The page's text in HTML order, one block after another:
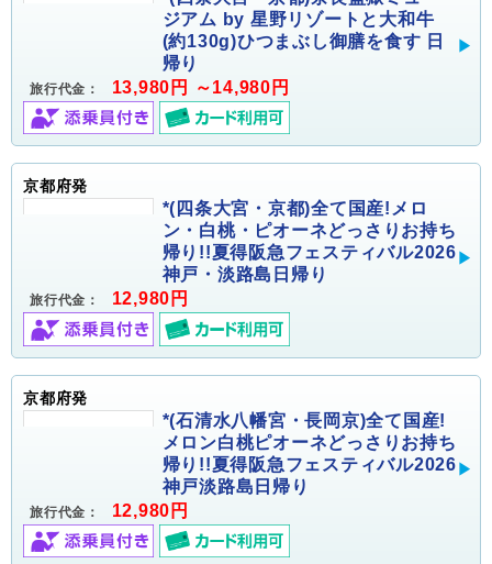
ジアム by 星野リゾートと大和牛
(約130g)ひつまぶし御膳を食す 日
帰り
旅行代金： 13,980円 ～14,980円
京都府発
*(四条大宮・京都)全て国産!メロ
ン・白桃・ピオーネどっさりお持ち
帰り!!夏得阪急フェスティバル2026
神戸・淡路島日帰り
旅行代金： 12,980円
京都府発
*(石清水八幡宮・長岡京)全て国産!
メロン白桃ピオーネどっさりお持ち
帰り!!夏得阪急フェスティバル2026
神戸淡路島日帰り
旅行代金： 12,980円